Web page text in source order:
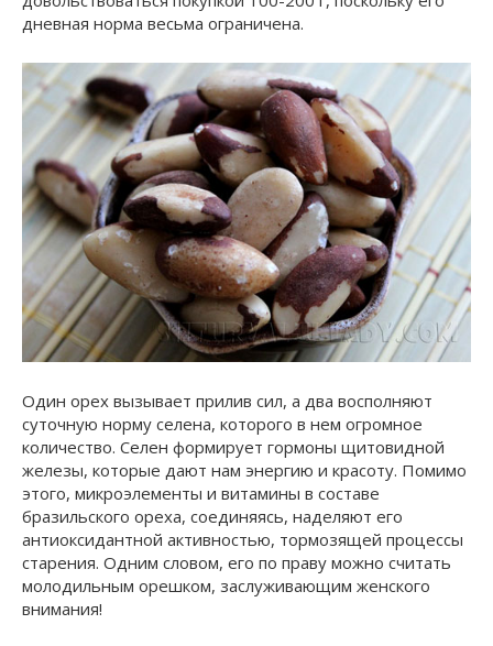
дневная норма весьма ограничена.
Один орех вызывает прилив сил, а два восполняют
суточную норму селена, которого в нем огромное
количество. Селен формирует гормоны щитовидной
железы, которые дают нам энергию и красоту. Помимо
этого, микроэлементы и витамины в составе
бразильского ореха, соединяясь, наделяют его
антиоксидантной активностью, тормозящей процессы
старения. Одним словом, его по праву можно считать
молодильным орешком, заслуживающим женского
внимания!